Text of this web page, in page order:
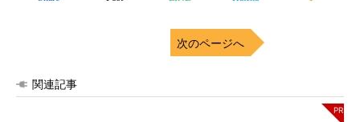
次のページへ
関連記事